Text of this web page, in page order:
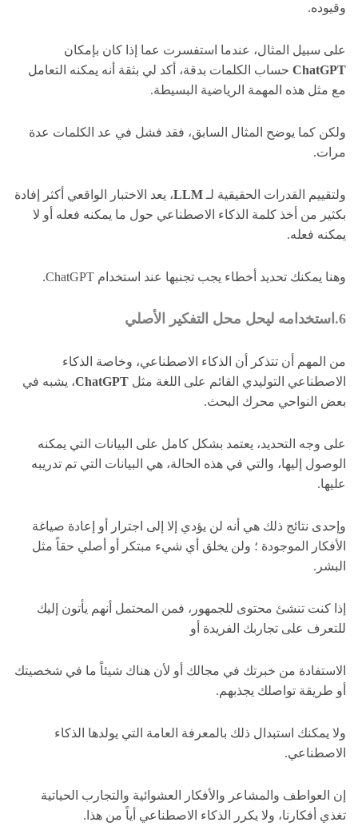
وقيوده.
على سبيل المثال، عندما استفسرت عما إذا كان بإمكان
ChatGPT حساب الكلمات بدقة، أكد لي بثقة أنه يمكنه التعامل
مع مثل هذه المهمة الرياضية البسيطة.
ولكن كما يوضح المثال السابق، فقد فشل في عد الكلمات عدة
مرات.
ولتقييم القدرات الحقيقية لـ LLM، يعد الاختبار الواقعي أكثر إفادة
بكثير من أخذ كلمة الذكاء الاصطناعي حول ما يمكنه فعله أو لا
يمكنه فعله.
وهنا يمكنك تحديد أخطاء يجب تجنبها عند استخدام ChatGPT.
6.استخدامه ليحل محل التفكير الأصلي
من المهم أن تتذكر أن الذكاء الاصطناعي، وخاصة الذكاء
الاصطناعي التوليدي القائم على اللغة مثل ChatGPT، يشبه في
بعض النواحي محرك البحث.
على وجه التحديد، يعتمد بشكل كامل على البيانات التي يمكنه
الوصول إليها، والتي في هذه الحالة، هي البيانات التي تم تدريبه
عليها.
وإحدى نتائج ذلك هي أنه لن يؤدي إلا إلى اجترار أو إعادة صياغة
الأفكار الموجودة ؛ ولن يخلق أي شيء مبتكر أو أصلي حقاً مثل
البشر.
إذا كنت تنشئ محتوى للجمهور، فمن المحتمل أنهم يأتون إليك
للتعرف على تجاربك الفريدة أو
الاستفادة من خبرتك في مجالك أو لأن هناك شيئاً ما في شخصيتك
أو طريقة تواصلك يجذبهم.
ولا يمكنك استبدال ذلك بالمعرفة العامة التي يولدها الذكاء
الاصطناعي.
إن العواطف والمشاعر والأفكار العشوائية والتجارب الحياتية
تغذي أفكارنا، ولا يكرر الذكاء الاصطناعي أياً من هذا.